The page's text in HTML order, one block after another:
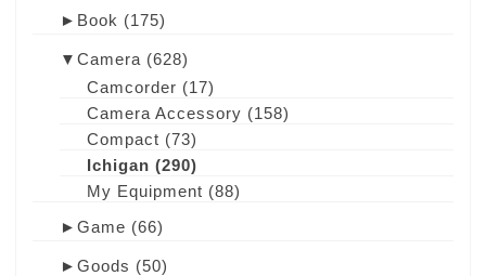
► Book (175)
▼ Camera (628)
Camcorder (17)
Camera Accessory (158)
Compact (73)
Ichigan (290)
My Equipment (88)
► Game (66)
► Goods (50)